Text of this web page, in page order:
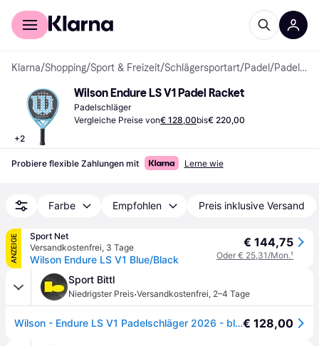
Für Shopper
Klarna/Shopping/Sport & Freizeit/Schlägersportart/Padel / Padelschläger
+2
Wilson Endure LS V1 Padel Racket
Padelschläger
Vergleiche Preise von€ 128,00bis€ 220,00
Probiere flexible Zahlungen mit Lerne wie
Farbe Empfohlen Preis inklusive Versand
ANZEIGE
Sport Net
Versandkostenfrei, 3 Tage
Wilson Endure LS V1 Blue/Black
€ 144,75
Oder € 25,31/Mon.¹
Sport Bittl
Niedrigster Preis·Versandkostenfrei, 2–4 Tage
Wilson - Endure LS V1 Padelschläger 2026 - blau€ 128,00